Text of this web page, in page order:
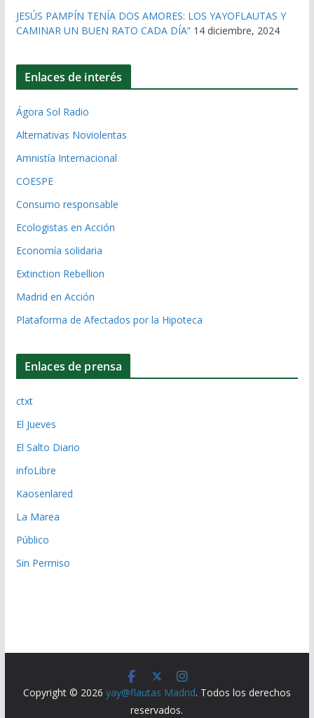
JESÚS PAMPÍN TENÍA DOS AMORES: LOS YAYOFLAUTAS Y
CAMINAR UN BUEN RATO CADA DÍA” 14 diciembre, 2024
Enlaces de interés
Ágora Sol Radio
Alternativas Noviolentas
Amnistía Internacional
COESPE
Consumo responsable
Ecologistas en Acción
Economía solidaria
Extinction Rebellion
Madrid en Acción
Plataforma de Afectados por la Hipoteca
Enlaces de prensa
ctxt
El Jueves
El Salto Diario
infoLibre
Kaosenlared
La Marea
Público
Sin Permiso
Copyright © 2026 yay@flautas Madrid. Todos los derechos
reservados.